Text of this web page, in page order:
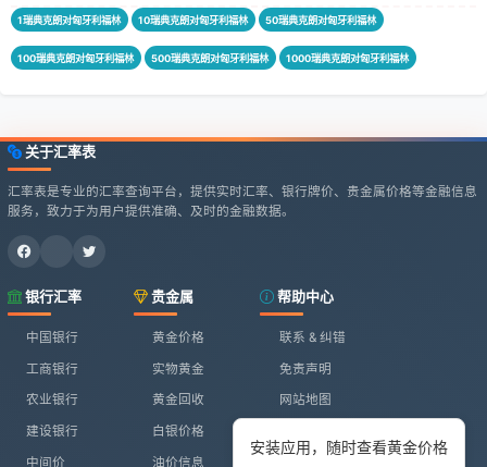
安装应用，随时查看黄金价格
1瑞典克朗对匈牙利福林 10瑞典克朗对匈牙利福林 50瑞典克朗对匈牙利福林
100瑞典克朗对匈牙利福林 500瑞典克朗对匈牙利福林 1000瑞典克朗对匈牙利福林
关于汇率表
汇率表是专业的汇率查询平台，提供实时汇率、银行牌价、贵金属价格等金融信息
服务，致力于为用户提供准确、及时的金融数据。
银行汇率
中国银行
工商银行
农业银行
建设银行
中间价
贵金属
黄金价格
实物黄金
黄金回收
白银价格
油价信息
帮助中心
联系 & 纠错
免责声明
网站地图